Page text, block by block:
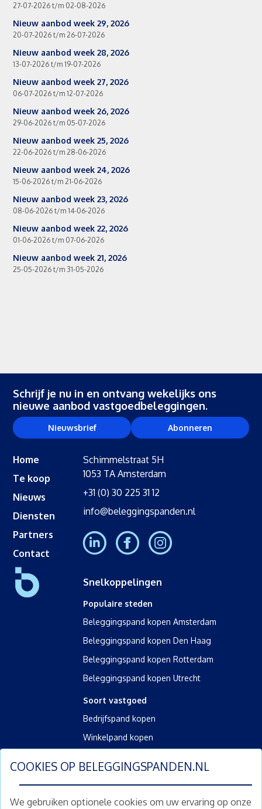
COOKIES OP BELEGGINGSPANDEN.NL
We gebruiken optionele cookies om uw ervaring op onze
27-07-2026 t/m 02-08-2026
Nieuw aanbod week 29, 2026
20-07-2026 t/m 26-07-2026
Nieuw aanbod week 28, 2026
13-07-2026 t/m 19-07-2026
Nieuw aanbod week 27, 2026
06-07-2026 t/m 12-07-2026
Nieuw aanbod week 26, 2026
29-06-2026 t/m 05-07-2026
Nieuw aanbod week 25, 2026
22-06-2026 t/m 28-06-2026
Nieuw aanbod week 24, 2026
15-06-2026 t/m 21-06-2026
Nieuw aanbod week 23, 2026
08-06-2026 t/m 14-06-2026
Nieuw aanbod week 22, 2026
01-06-2026 t/m 07-06-2026
Nieuw aanbod week 21, 2026
25-05-2026 t/m 31-05-2026
Schrijf je nu in en ontvang wekelijks ons
nieuwe aanbod vastgoedbeleggingen.
Nieuwsbrief Abonneren
Home
Te koop
Nieuws
Diensten
Partners
Contact
Schimmelstraat 5H
1053 TA Amsterdam
+31 (0) 30 225 31 12
info@beleggingspanden.nl
Snelkoppelingen
Populaire steden
Beleggingspand kopen Amsterdam
Beleggingspand kopen Den Haag
Beleggingspand kopen Rotterdam
Beleggingspand kopen Utrecht
Soort vastgoed
Bedrijfspand kopen
Winkelpand kopen